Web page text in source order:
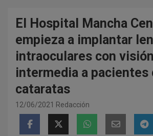
El Hospital Mancha
empieza a implantar
intraoculares con visión
intermedia a pacientes
cataratas
12/06/2021 Redacción